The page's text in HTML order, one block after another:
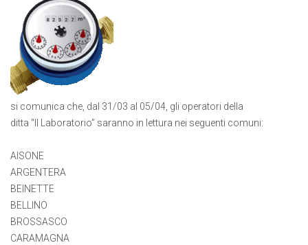
si comunica che, dal 31/03 al 05/04, gli operatori della
ditta “Il Laboratorio” saranno in lettura nei seguenti comuni:
AISONE
ARGENTERA
BEINETTE
BELLINO
BROSSASCO
CARAMAGNA